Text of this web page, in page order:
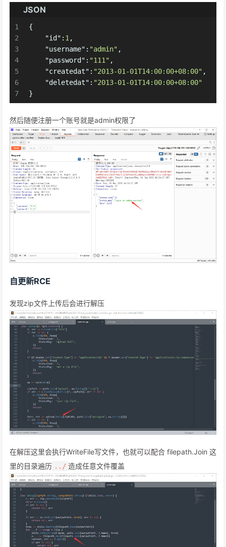
JSON
1
2
3
4
5
6
7
{
"id" : 1,
"username" : "admin" ,
"password" : "111" ,
"createdat" : "2013-01-01T14:00:00+08:00" ,
"deletedat" : "2013-01-01T14:00:00+08:00"
}
然后随便注册一个账号就是admin权限了
自更新RCE
发现zip文件上传后会进行解压
在解压这里会执行WriteFile写文件，也就可以配合 filepath.Join 这
里的目录遍历 ../ 造成任意文件覆盖